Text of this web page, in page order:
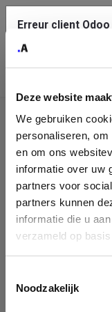
Deze website
We gebruiken
personaliseren,
en om ons
informatie over uw
partners voor
partners kunnen
informatie die u
verzameld op
Noodzakelijk
Identification
de
l'entreprise
Please fill in
form. If you don't find
a new company
Erreur client Odoo
Une erreur s'est
Utilisez le bouton
service de support.
Voir les détails
Ok